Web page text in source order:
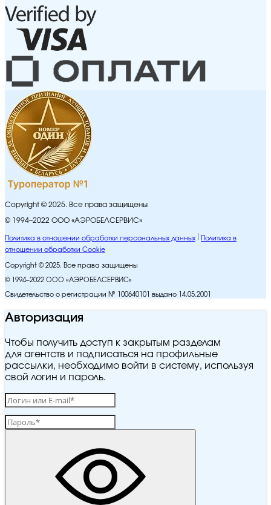
Copyright © 2025. Все права защищены
© 1994–2022 ООО «АЭРОБЕЛСЕРВИС»
Политика в отношении обработки персональных данных
Политика в
отношении обработки Cookie
Copyright © 2025. Все права защищены
© 1994–2022 ООО «АЭРОБЕЛСЕРВИС»
Свидетельство о регистрации № 100640101 выдано 14.05.2001
Авторизация
Чтобы получить доступ к закрытым разделам
для агентств и подписаться на профильные
рассылки, необходимо войти в систему, используя
свой логин и пароль.